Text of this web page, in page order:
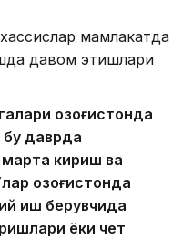
мамлакатда
давом этишлари
Қозоғистонда
бу даврда
кириш ва
Қозоғистонда
иш берувчида
ёки чет